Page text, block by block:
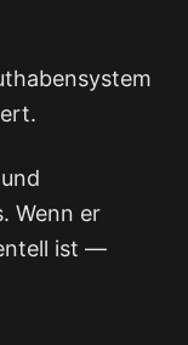
Wenn er
ist —